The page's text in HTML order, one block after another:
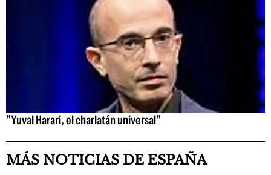
"Yuval Harari, el charlatán universal"
MÁS NOTICIAS DE ESPAÑA